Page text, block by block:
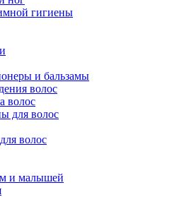
гигиены
и бальзамы
волос
волос
для волос
волос
и малышей